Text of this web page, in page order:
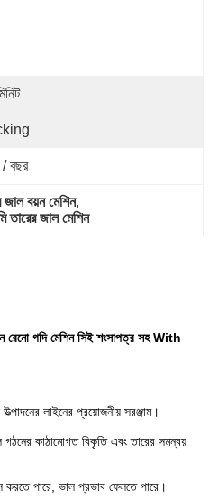
বছর
জাল বয়ন মেশিন,
তারের জাল মেশিন
রেনো গদি মেশিন সিই শংসাপত্র সহ With
লাইনের প্রয়োজনীয় সরঞ্জাম।
কাঠামোগত বিকৃতি এবং তারের সমন্বয়
করতে পারে, ভাল প্রভাব ফেলতে পারে।